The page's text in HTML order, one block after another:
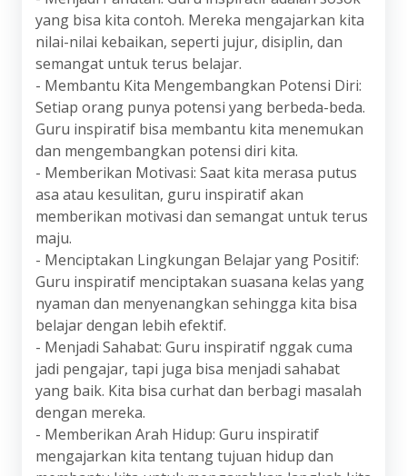
yang bisa kita contoh. Mereka mengajarkan kita
nilai-nilai kebaikan, seperti jujur, disiplin, dan
semangat untuk terus belajar.
- Membantu Kita Mengembangkan Potensi Diri:
Setiap orang punya potensi yang berbeda-beda.
Guru inspiratif bisa membantu kita menemukan
dan mengembangkan potensi diri kita.
- Memberikan Motivasi: Saat kita merasa putus
asa atau kesulitan, guru inspiratif akan
memberikan motivasi dan semangat untuk terus
maju.
- Menciptakan Lingkungan Belajar yang Positif:
Guru inspiratif menciptakan suasana kelas yang
nyaman dan menyenangkan sehingga kita bisa
belajar dengan lebih efektif.
- Menjadi Sahabat: Guru inspiratif nggak cuma
jadi pengajar, tapi juga bisa menjadi sahabat
yang baik. Kita bisa curhat dan berbagi masalah
dengan mereka.
- Memberikan Arah Hidup: Guru inspiratif
mengajarkan kita tentang tujuan hidup dan